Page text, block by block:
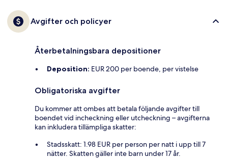
Avgifter och policyer
Återbetalningsbara depositioner
Deposition: EUR 200 per boende, per vistelse
Obligatoriska avgifter
Du kommer att ombes att betala följande avgifter till
boendet vid incheckning eller utcheckning – avgifterna
kan inkludera tillämpliga skatter:
Stadsskatt: 1.98 EUR per person per natt i upp till 7
nätter. Skatten gäller inte barn under 17 år.